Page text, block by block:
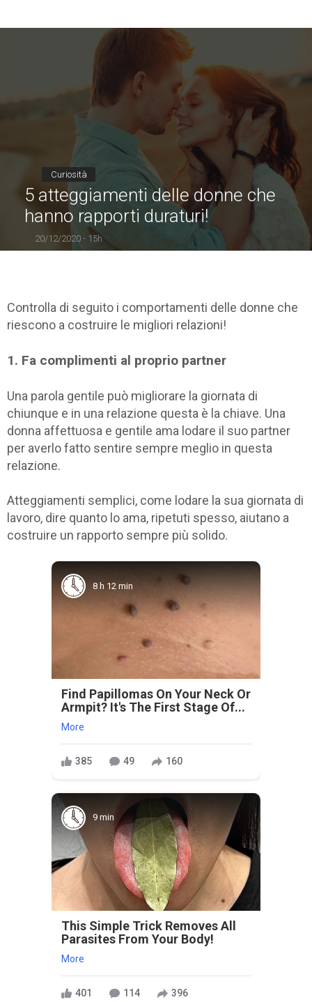
Curiosità
5 atteggiamenti delle donne che
hanno rapporti duraturi!
20/12/2020 - 15h
Controlla di seguito i comportamenti delle donne che
riescono a costruire le migliori relazioni!
1. Fa complimenti al proprio partner
Una parola gentile può migliorare la giornata di
chiunque e in una relazione questa è la chiave. Una
donna affettuosa e gentile ama lodare il suo partner
per averlo fatto sentire sempre meglio in questa
relazione.
Atteggiamenti semplici, come lodare la sua giornata di
lavoro, dire quanto lo ama, ripetuti spesso, aiutano a
costruire un rapporto sempre più solido.
8 h 12 min
Find Papillomas On Your Neck Or
Armpit? It's The First Stage Of...
More
385 49 160
9 min
This Simple Trick Removes All
Parasites From Your Body!
More
401 114 396